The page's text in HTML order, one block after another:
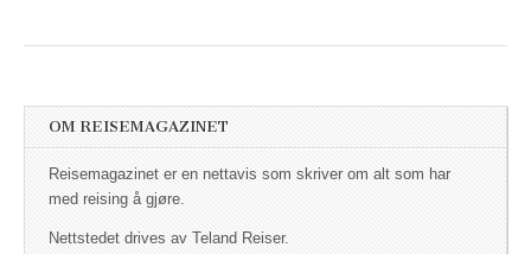
OM REISEMAGAZINET
Reisemagazinet er en nettavis som skriver om alt som har
med reising å gjøre.
Nettstedet drives av Teland Reiser.